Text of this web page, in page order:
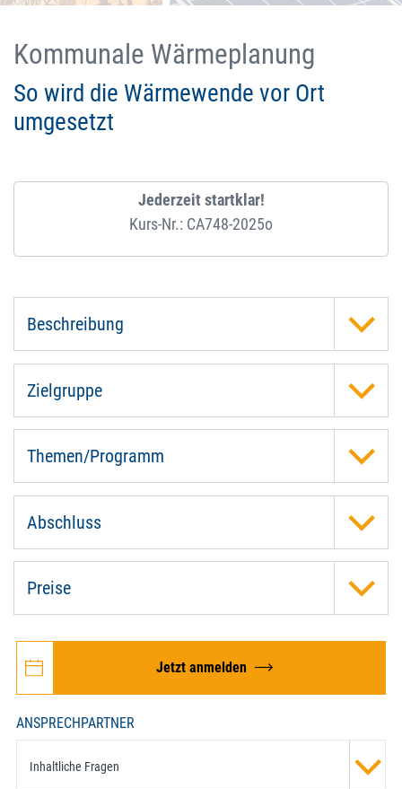
Kommunale Wärmeplanung
So wird die Wärmewende vor Ort
umgesetzt
Jederzeit startklar!
Kurs-Nr.: CA748-2025o
Beschreibung
Zielgruppe
Themen/Programm
Abschluss
Preise
Jetzt anmelden
ANSPRECHPARTNER
Inhaltliche Fragen